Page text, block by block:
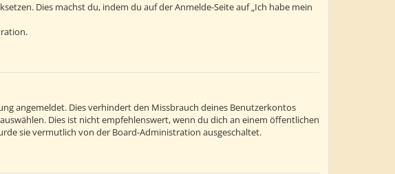
Dies machst du, indem du auf der Anmelde-Seite auf „Ich habe mein
angemeldet. Dies verhindert den Missbrauch deines Benutzerkontos
Dies ist nicht empfehlenswert, wenn du dich an einem öffentlichen
sie vermutlich von der Board-Administration ausgeschaltet.